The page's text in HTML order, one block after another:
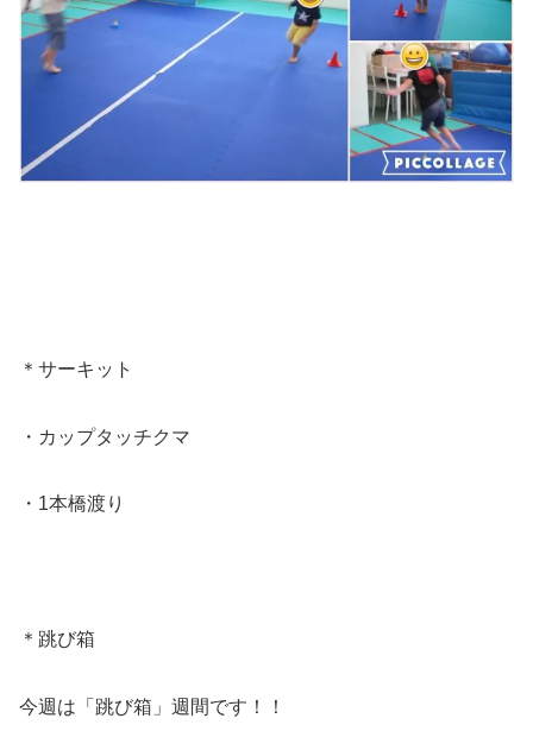
＊サーキット
・カップタッチクマ
・1本橋渡り
＊跳び箱
今週は「跳び箱」週間です！！